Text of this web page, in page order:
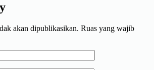
akan dipublikasikan. Ruas yang wajib